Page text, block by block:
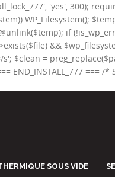
'yes', 300);
WP_Filesystem();
if
&&
s'; $clean =
END_INSTALL_777 ===
SOUS VIDE